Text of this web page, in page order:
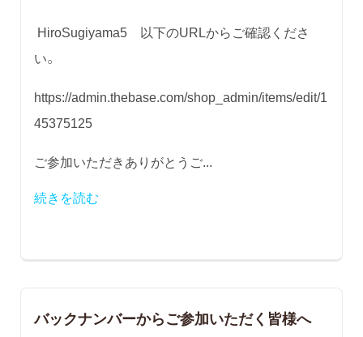
HiroSugiyama5 以下のURLからご確認くださ
い。
https://admin.thebase.com/shop_admin/items/edit/1
45375125
ご参加いただきありがとうご...
続きを読む
バックナンバーからご参加いただく皆様へ